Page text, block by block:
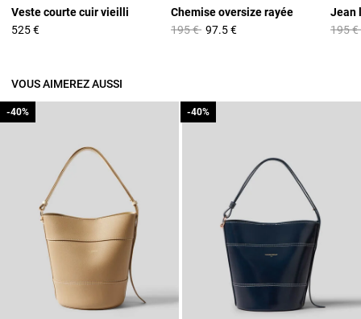
Veste courte cuir vieilli
525 €
Chemise oversize rayée
Prix réduit à partir de
195 €à97.5 € Prix
195 €
VOUS AIMEREZ AUSSI
-40%
-40% -40%
-40%